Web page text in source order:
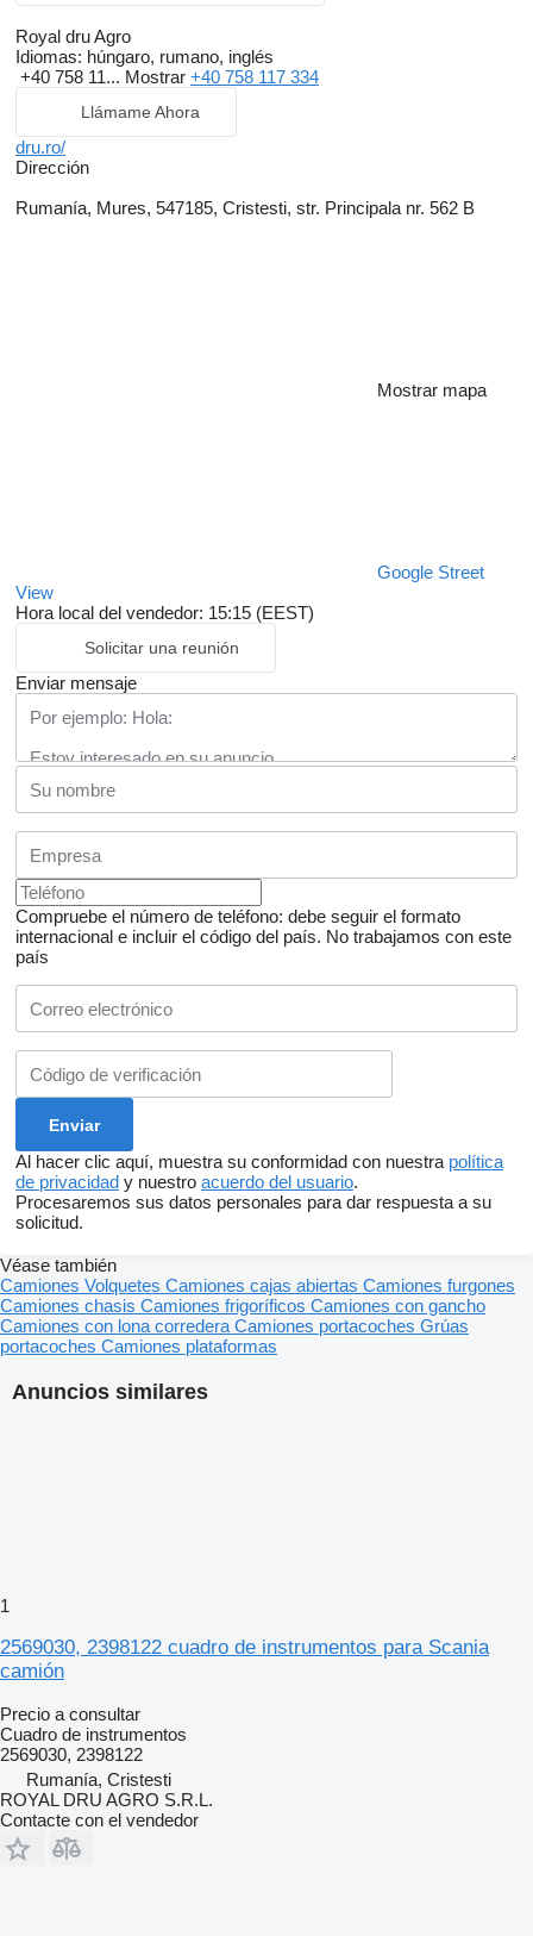
Royal dru Agro
Idiomas: húngaro, rumano, inglés
+40 758 11... Mostrar +40 758 117 334
Llámame Ahora
dru.ro/
Dirección
Rumanía, Mures, 547185, Cristesti, str. Principala nr. 562 B
Mostrar mapa
Google Street
View
Hora local del vendedor: 15:15 (EEST)
Solicitar una reunión
Enviar mensaje
Compruebe el número de teléfono: debe seguir el formato
internacional e incluir el código del país. No trabajamos con este
país
Al hacer clic aquí, muestra su conformidad con nuestra política
de privacidad y nuestro acuerdo del usuario.
Procesaremos sus datos personales para dar respuesta a su
solicitud.
Anuncios similares
1
2569030, 2398122 cuadro de instrumentos para Scania
camión
Precio a consultar
Cuadro de instrumentos
2569030, 2398122
Rumanía, Cristesti
ROYAL DRU AGRO S.R.L.
Contacte con el vendedor
Véase también
Camiones Volquetes Camiones cajas abiertas Camiones furgones
Camiones chasis Camiones frigoríficos Camiones con gancho
Camiones con lona corredera Camiones portacoches Grúas
portacoches Camiones plataformas